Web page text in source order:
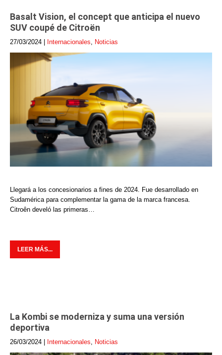
Basalt Vision, el concept que anticipa el nuevo
SUV coupé de Citroën
27/03/2024 Internacionales, Noticias
Llegará a los concesionarios a fines de 2024. Fue desarrollado en
Sudamérica para complementar la gama de la marca francesa.
Citroên develó las primeras…
LEER MÁS...
La Kombi se moderniza y suma una versión
deportiva
26/03/2024 Internacionales, Noticias